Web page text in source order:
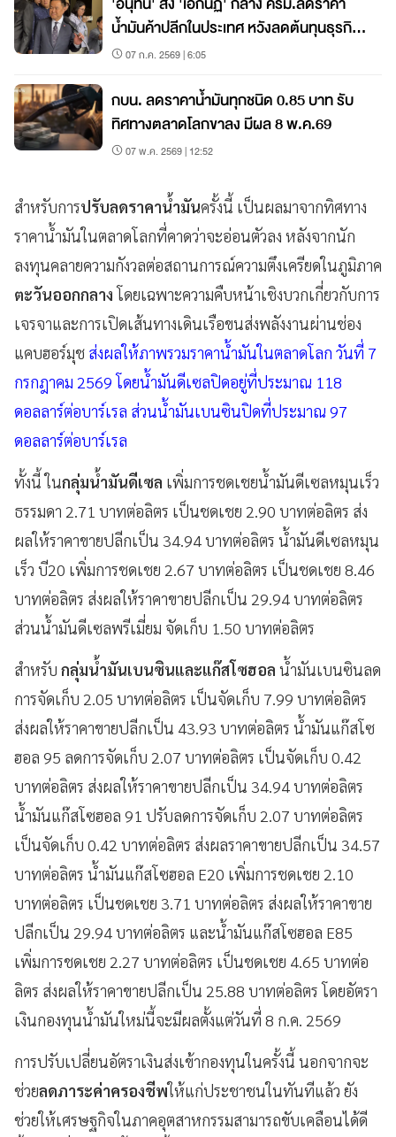
น้ำมันค้าปลีกในประเทศ หวังลดต้นทุนธุรกิจ
ค่าครองชีพประชาชน
07 ก.ค. 2569 | 6:05
กบน. ลดราคาน้ำมันทุกชนิด 0.85 บาท รับ
ทิศทางตลาดโลกขาลง มีผล 8 พ.ค.69
07 พ.ค. 2569 | 12:52
สำหรับการปรับลดราคาน้ำมันครั้งนี้ เป็นผลมาจากทิศทาง
ราคาน้ำมันในตลาดโลกที่คาดว่าจะอ่อนตัวลง หลังจากนัก
ลงทุนคลายความกังวลต่อสถานการณ์ความตึงเครียดในภูมิภาค
ตะวันออกกลางโดยเฉพาะความคืบหน้าเชิงบวกเกี่ยวกับการ
เจรจาและการเปิดเส้นทางเดินเรือขนส่งพลังงานผ่านช่อง
แคบฮอร์มุช ส่งผลให้ภาพรวมราคาน้ำมันในตลาดโลก วันที่ 7
กรกฎาคม 2569 โดยน้ำมันดีเซลปิดอยู่ที่ประมาณ 118
ดอลลาร์ต่อบาร์เรล ส่วนน้ำมันเบนซินปิดที่ประมาณ 97
ดอลลาร์ต่อบาร์เรล
ทั้งนี้ ในกลุ่มน้ำมันดีเซล เพิ่มการชดเชยน้ำมันดีเซลหมุนเร็ว
ธรรมดา 2.71 บาทต่อลิตร เป็นชดเชย 2.90 บาทต่อลิตร ส่ง
ผลให้ราคาขายปลีกเป็น 34.94 บาทต่อลิตร น้ำมันดีเซลหมุน
เร็ว บี20 เพิ่มการชดเชย 2.67 บาทต่อลิตร เป็นชดเชย 8.46
บาทต่อลิตร ส่งผลให้ราคาขายปลีกเป็น 29.94 บาทต่อลิตร
ส่วนน้ำมันดีเซลพรีเมี่ยม จัดเก็บ 1.50 บาทต่อลิตร
สำหรับ กลุ่มน้ำมันเบนซินและแก๊สโซฮอล น้ำมันเบนซินลด
การจัดเก็บ 2.05 บาทต่อลิตร เป็นจัดเก็บ 7.99 บาทต่อลิตร
ส่งผลให้ราคาขายปลีกเป็น 43.93 บาทต่อลิตร น้ำมันแก๊สโซ
ฮอล 95 ลดการจัดเก็บ 2.07 บาทต่อลิตร เป็นจัดเก็บ 0.42
บาทต่อลิตร ส่งผลให้ราคาขายปลีกเป็น 34.94 บาทต่อลิตร
น้ำมันแก๊สโซฮอล 91 ปรับลดการจัดเก็บ 2.07 บาทต่อลิตร
เป็นจัดเก็บ 0.42 บาทต่อลิตร ส่งผลราคาขายปลีกเป็น 34.57
บาทต่อลิตร น้ำมันแก๊สโซฮอล E20 เพิ่มการชดเชย 2.10
บาทต่อลิตร เป็นชดเชย 3.71 บาทต่อลิตร ส่งผลให้ราคาขาย
ปลีกเป็น 29.94 บาทต่อลิตร และน้ำมันแก๊สโซฮอล E85
เพิ่มการชดเชย 2.27 บาทต่อลิตร เป็นชดเชย 4.65 บาทต่อ
ลิตร ส่งผลให้ราคาขายปลีกเป็น 25.88 บาทต่อลิตร โดยอัตรา
เงินกองทุนน้ำมันใหม่นี้จะมีผลตั้งแต่วันที่ 8 ก.ค. 2569
การปรับเปลี่ยนอัตราเงินส่งเข้ากองทุนในครั้งนี้ นอกจากจะ
ช่วยลดภาระค่าครองชีพให้แก่ประชาชนในทันทีแล้ว ยัง
ช่วยให้เศรษฐกิจในภาคอุตสาหกรรมสามารถขับเคลือนได้ดี